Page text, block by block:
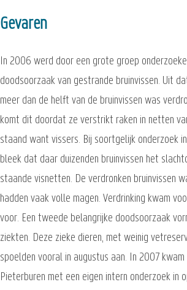
Gevaren
In 2006 werd door een grote groep
doodsoorzaak van gestrande bruinvissen. Uit
meer dan de helft van de bruinvissen was
komt dit doordat ze verstrikt raken in netten
staand want vissers. Bij soortgelijk onderzoek
bleek dat daar duizenden bruinvissen het
staande visnetten. De verdronken bruinvissen
hadden vaak volle magen. Verdrinking kwam
voor. Een tweede belangrijke doodsoorzaak
ziekten. Deze zieke dieren, met weinig
spoelden vooral in augustus aan. In 2007 kwam
Pieterburen met een eigen intern onderzoek in